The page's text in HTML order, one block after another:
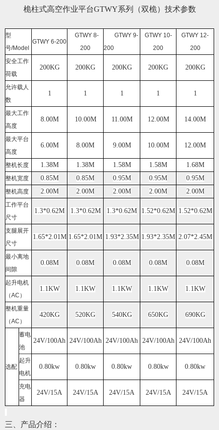
桅柱式高空作业平台GTWY系列（双桅）技术参数
型
号/Model
GTWY 6-200
GTWY 8-
200
GTWY 9-
200
GTWY 10-
200
GTWY 12-
200
安全工作
荷载
200KG 200KG 200KG 200KG 200KG
允许载人
数
1 1 1 1 1
最大工作
高度
8.00M 10.00M 11.00M 12.00M 14.00M
最大平台
高度
6.00M 8.00M 9.00M 10.00M 12.00M
整机长度 1.38M 1.38M 1.58M 1.58M 1.68M
整机宽度 0.85M 0.85M 0.95M 0.95M 0.95M
整机高度 2.00M 2.00M 2.00M 2.00M 2.00M
工作平台
尺寸
1.3*0.62M 1.3*0.62M 1.3*0.62M 1.52*0.62M 1.52*0.62M
支腿展开
尺寸
1.65*2.01M 1.65*2.01M 1.93*2.35M 1.93*2.35M 2.07*2.45M
最小离地
间隙
0.08M 0.08M 0.08M 0.08M 0.08M
起升电机
（AC）
1.1KW 1.1KW 1.1KW 1.1KW 1.1KW
整机重量
（AC）
420KG 520KG 540KG 650KG 690KG
选配
蓄电
池
24V/100Ah 24V/100Ah 24V/100Ah 24V/100Ah 24V/100Ah
起升
电机
0.80kw 0.80kw 0.80kw 0.80kw 0.80kw
充电
器
24V/15A 24V/15A 24V/15A 24V/15A 24V/15A
三、产品介绍：